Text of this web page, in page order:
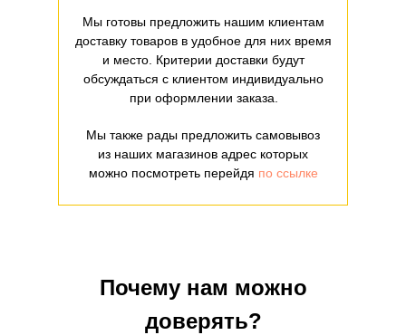
Мы готовы предложить нашим клиентам
доставку товаров в удобное для них время
и место. Критерии доставки будут
обсуждаться с клиентом индивидуально
при оформлении заказа.
Мы также рады предложить самовывоз
из наших магазинов адрес которых
можно посмотреть перейдя по ссылке
Почему нам можно
доверять?